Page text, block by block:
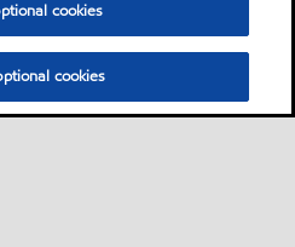
cookies
cookies